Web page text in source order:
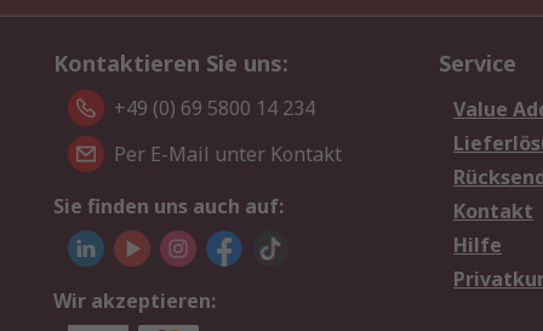
Kontaktieren Sie uns:
+49 (0) 69 5800 14 234
Per E-Mail unter Kontakt
Sie finden uns auch auf:
Wir akzeptieren:
Service
Value
Kontakt
Hilfe